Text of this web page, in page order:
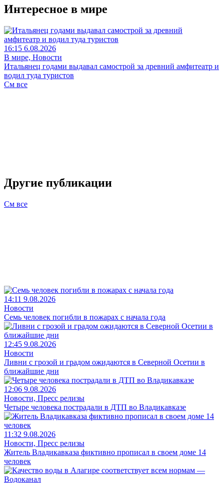
Интересное в мире
16:15 6.08.2026
В мире, Новости
Итальянец годами выдавал самострой за древний амфитеатр и
водил туда туристов
См все
Другие публикации
См все
14:11 9.08.2026
Новости
Семь человек погибли в пожарах с начала года
12:45 9.08.2026
Новости
Ливни с грозой и градом ожидаются в Северной Осетии в
ближайшие дни
12:06 9.08.2026
Новости, Пресс релизы
Четыре человека пострадали в ДТП во Владикавказе
11:32 9.08.2026
Новости, Пресс релизы
Житель Владикавказа фиктивно прописал в своем доме 14
человек